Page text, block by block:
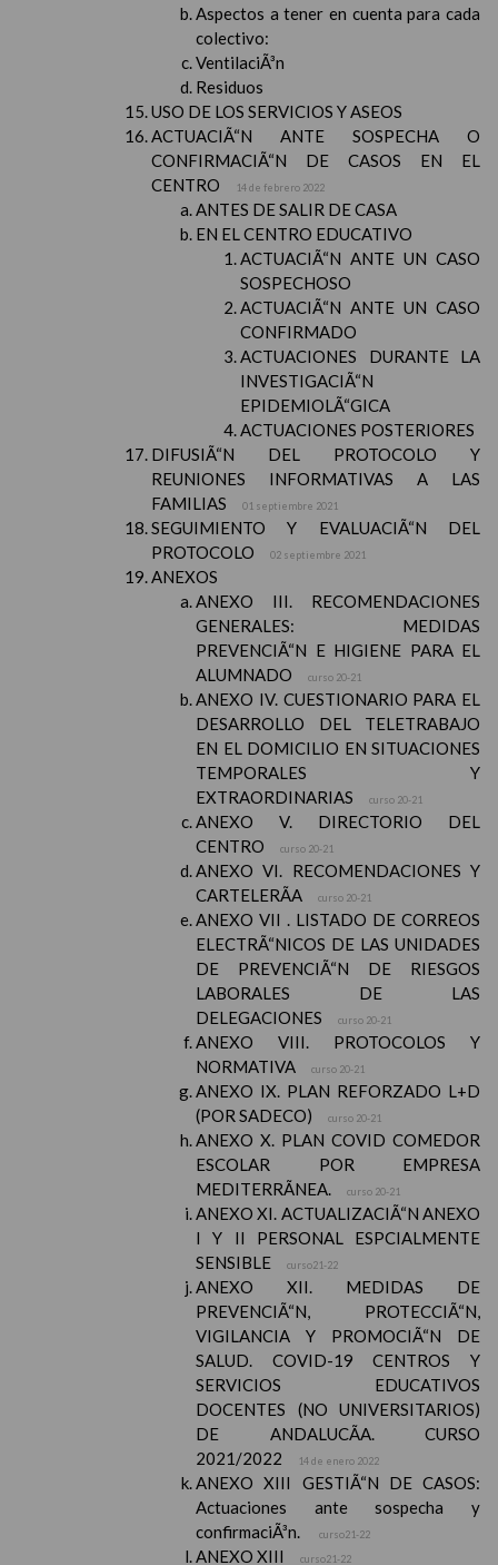
Aspectos a tener en cuenta para cada
colectivo:
VentilaciÃ³n
Residuos
USO DE LOS SERVICIOS Y ASEOS
ACTUACIÃ“N ANTE SOSPECHA O
CONFIRMACIÃ“N DE CASOS EN EL
CENTRO
14 de febrero 2022
ANTES DE SALIR DE CASA
EN EL CENTRO EDUCATIVO
ACTUACIÃ“N ANTE UN CASO
SOSPECHOSO
ACTUACIÃ“N ANTE UN CASO
CONFIRMADO
ACTUACIONES DURANTE LA
INVESTIGACIÃ“N
EPIDEMIOLÃ“GICA
ACTUACIONES POSTERIORES
DIFUSIÃ“N DEL PROTOCOLO Y
REUNIONES INFORMATIVAS A LAS
FAMILIAS
01 septiembre 2021
SEGUIMIENTO Y EVALUACIÃ“N DEL
PROTOCOLO
02 septiembre 2021
ANEXOS
ANEXO III. RECOMENDACIONES
GENERALES: MEDIDAS
PREVENCIÃ“N E HIGIENE PARA EL
ALUMNADO
curso 20-21
ANEXO IV. CUESTIONARIO PARA EL
DESARROLLO DEL TELETRABAJO
EN EL DOMICILIO EN SITUACIONES
TEMPORALES Y
EXTRAORDINARIAS
curso 20-21
ANEXO V. DIRECTORIO DEL
CENTRO
curso 20-21
ANEXO VI. RECOMENDACIONES Y
CARTELERÃA
curso 20-21
ANEXO VII . LISTADO DE CORREOS
ELECTRÃ“NICOS DE LAS UNIDADES
DE PREVENCIÃ“N DE RIESGOS
LABORALES DE LAS
DELEGACIONES
curso 20-21
ANEXO VIII. PROTOCOLOS Y
NORMATIVA
curso 20-21
ANEXO IX. PLAN REFORZADO L+D
(POR SADECO)
curso 20-21
ANEXO X. PLAN COVID COMEDOR
ESCOLAR POR EMPRESA
MEDITERRÃNEA.
curso 20-21
ANEXO XI. ACTUALIZACIÃ“N ANEXO
I Y II PERSONAL ESPCIALMENTE
SENSIBLE
curso21-22
ANEXO XII. MEDIDAS DE
PREVENCIÃ“N, PROTECCIÃ“N,
VIGILANCIA Y PROMOCIÃ“N DE
SALUD. COVID-19 CENTROS Y
SERVICIOS EDUCATIVOS
DOCENTES (NO UNIVERSITARIOS)
DE ANDALUCÃA. CURSO
2021/2022
14 de enero 2022
ANEXO XIII GESTIÃ“N DE CASOS:
Actuaciones ante sospecha y
confirmaciÃ³n.
curso21-22
ANEXO XIII curso21-22